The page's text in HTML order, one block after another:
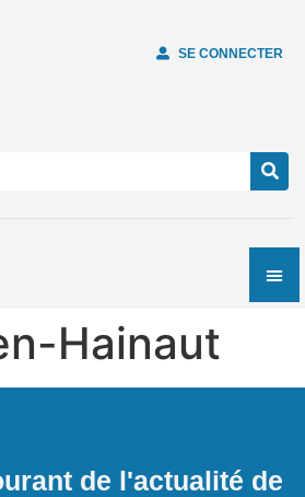
SE CONNECTER
Hainaut
de l'actualité de